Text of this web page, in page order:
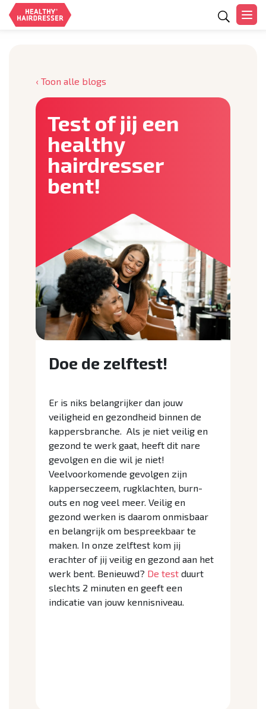
‹ Toon alle blogs
Test of jij een
healthy
hairdresser
bent!
Doe de zelftest!
Er is niks belangrijker dan jouw
veiligheid en gezondheid binnen de
kappersbranche. Als je niet veilig en
gezond te werk gaat, heeft dit nare
gevolgen en die wil je niet!
Veelvoorkomende gevolgen zijn
kapperseczeem, rugklachten, burn-
outs en nog veel meer. Veilig en
gezond werken is daarom onmisbaar
en belangrijk om bespreekbaar te
maken. In onze zelftest kom jij
erachter of jij veilig en gezond aan het
werk bent. Benieuwd? De test duurt
slechts 2 minuten en geeft een
indicatie van jouw kennisniveau.